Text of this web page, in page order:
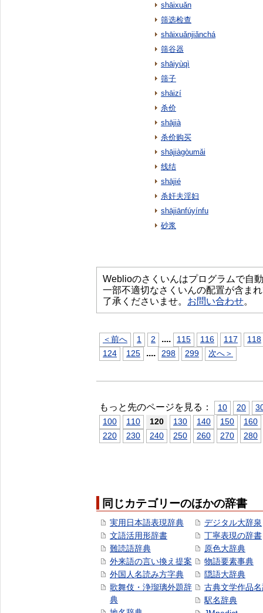
shāixuǎn
筛选检查
shāixuǎnjiǎnchá
筛谷器
shāiyùqì
筛子
shāizí
杀价
shājià
杀价购买
shājiàgòumǎi
线结
shājié
杀奸夫淫妇
shājiānfúyínfu
砂浆
Weblioのさくいんはプログラムで自
一部不適切なさくいんの配置が含ま
了承くださいませ。 お問い合わせ。
＜前へ 1 2 .... 115 116 117
118
124
125 .... 298 299 次へ＞
もっと先のページを見る： 10 20
100
110 120 130 140 150
160
220
230 240 250 260 270 280
同じカテゴリーのほかの辞書
実用日本語表現辞典
文語活用形辞書
難読語辞典
外来語の言い換え提案
外国人名読み方字典
歌舞伎・浄瑠璃外題辞
典
デジタル大辞泉
丁寧表現の辞書
原色大辞典
物語要素事典
隠語大辞典
古典文学作品
駅名辞典